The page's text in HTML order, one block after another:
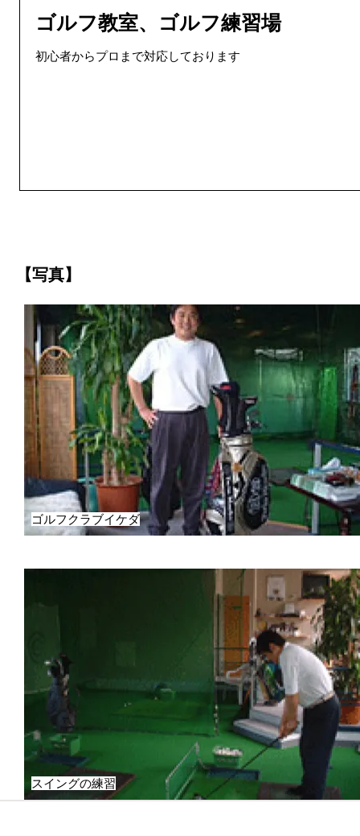
ゴルフ教室、ゴルフ練習場
初心者からプロまで対応しております
【写真】
ゴルフクラブイケダ
スイングの練習